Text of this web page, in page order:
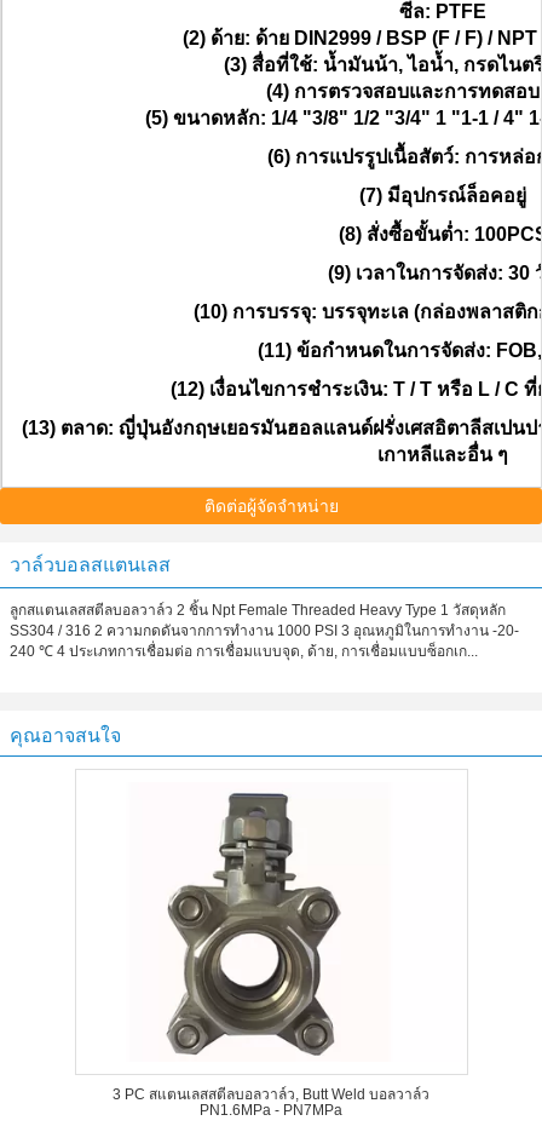
ซีล: PTFE
(2) ด้าย: ด้าย DIN2999 / BSP (F / F) /
(3) สื่อที่ใช้: น้ำมันน้า, ไอน้ำ, กรดไนต
(4) การตรวจสอบและการทดสอบ
(5) ขนาดหลัก: 1/4 "3/8" 1/2 "3/4" 1 "1-1 / 4"
(6) การแปรรูปเนื้อสัตว์: การหล่
(7) มีอุปกรณ์ล็อคอยู่
(8) สั่งซื้อขั้นต่ำ:
(9) เวลาในการจัดส่ง: 30
(10) การบรรจุ: บรรจุทะเล (กล่องพลาสติ
(11) ข้อกำหนดในการจัดส่ง:
(12) เงื่อนไขการชำระเงิน: T / T หรือ L / C
(13) ตลาด: ญี่ปุ่นอังกฤษเยอรมันฮอลแลนด์ฝรั่งเศสอิตาลีสเปน
เกาหลีและอื่น ๆ
ติดต่อผู้จัดจำหน่าย
วาล์วบอลสแตนเลส
ลูกสแตนเลสสตีลบอลวาล์ว 2 ชิ้น Npt Female Threaded Heavy Type 1 วัสดุหลัก
SS304 / 316 2 ความกดดันจากการทำงาน 1000 PSI 3 อุณหภูมิในการทำงาน -20-
240 ℃ 4 ประเภทการเชื่อมต่อ การเชื่อมแบบจุด, ด้าย, การเชื่อมแบบซ็อกเก...
คุณอาจสนใจ
3 PC สแตนเลสสตีลบอลวาล์ว, Butt Weld บอลวาล์ว
PN1.6MPa - PN7MPa